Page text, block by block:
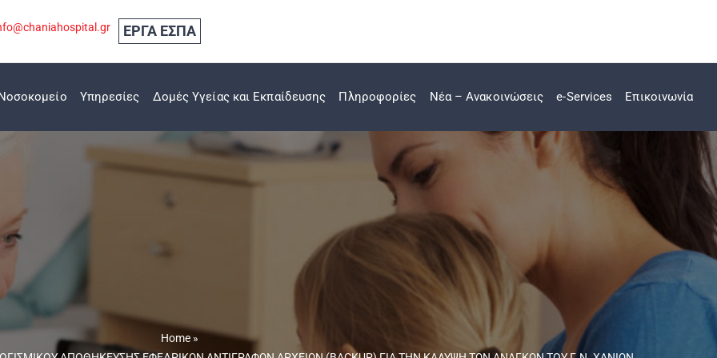
ΕΡΓΑ ΕΣΠΑ
Νοσοκομείο Υπηρεσίες Δομές Υγείας και Εκπαίδευσης Πληροφορίες Νέα – Ανακοινώσεις e-Services Επικοινωνία
Home»